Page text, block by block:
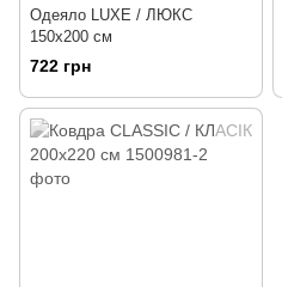
Одеяло LUXE / ЛЮКС
150х200 см
722 грн